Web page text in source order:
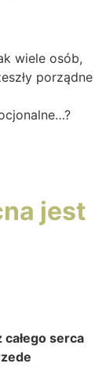
wiele osób,
porządne
jest
serca